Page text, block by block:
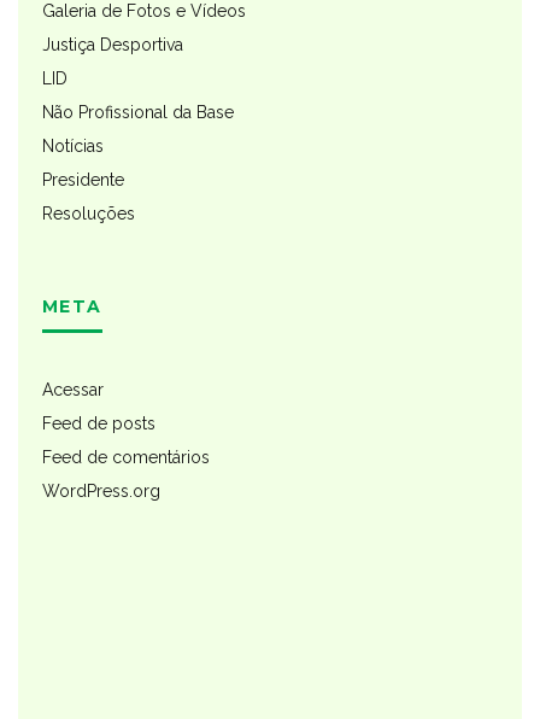
Galeria de Fotos e Vídeos
Justiça Desportiva
LID
Não Profissional da Base
Notícias
Presidente
Resoluções
META
Acessar
Feed de posts
Feed de comentários
WordPress.org